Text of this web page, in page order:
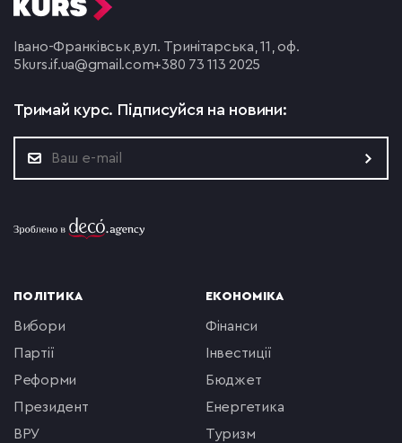
Івано-Франківськ, вул. Тринітарська, 11, оф.
5 kurs.if.ua@gmail.com+380 73 113 2025
Тримай курс. Підписуйся на новини:
ПОЛІТИКА
вибори
партії
реформи
президент
ВРУ
ЕКОНОМІКА
фінанси
інвестиції
бюджет
енергетика
туризм